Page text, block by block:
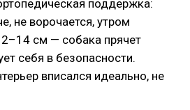
поддержка:
не ворочается, утром
см — собака прячет
себя в безопасности.
вписался идеально, не